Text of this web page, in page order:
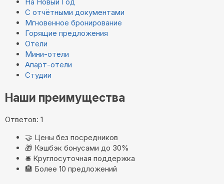
С отчётными документами
Мгновенное бронирование
Горящие предложения
Отели
Мини-отели
Апарт-отели
Студии
Наши преимущества
Ответов: 1
🤝 Цены без посредников
🎁 Кэшбэк бонусами до 30%
🛎️ Круглосуточная поддержка
🏨 Более 10 предложений